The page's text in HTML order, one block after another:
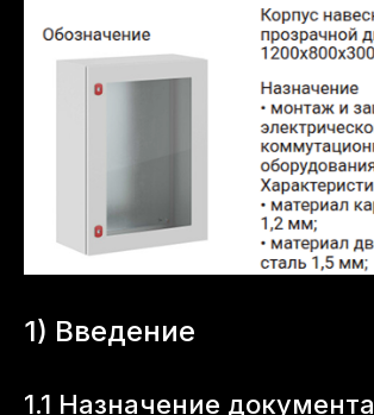
1) Введение
1.1 Назначение документа